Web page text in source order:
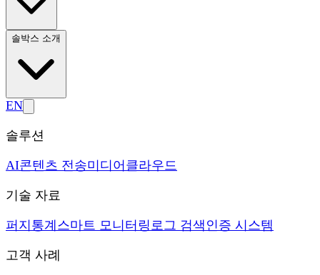
솔박스 소개
EN
솔루션
AI콘텐츠 전송미디어 클라우드
기술 자료
퍼지 통계 스마트 모니터링로그 검색 인증 시스템
고객 사례